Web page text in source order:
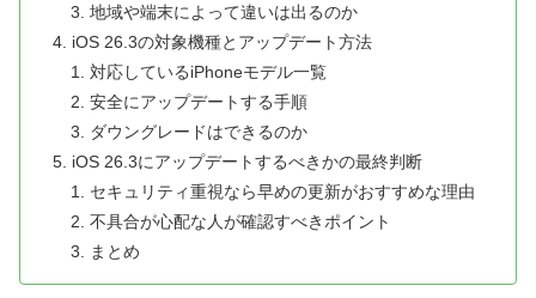
地域や端末によって違いは出るのか
iOS 26.3の対象機種とアップデート方法
対応しているiPhoneモデル一覧
安全にアップデートする手順
ダウングレードはできるのか
iOS 26.3にアップデートするべきかの最終判断
セキュリティ重視なら早めの更新がおすすめな理由
不具合が心配な人が確認すべきポイント
まとめ